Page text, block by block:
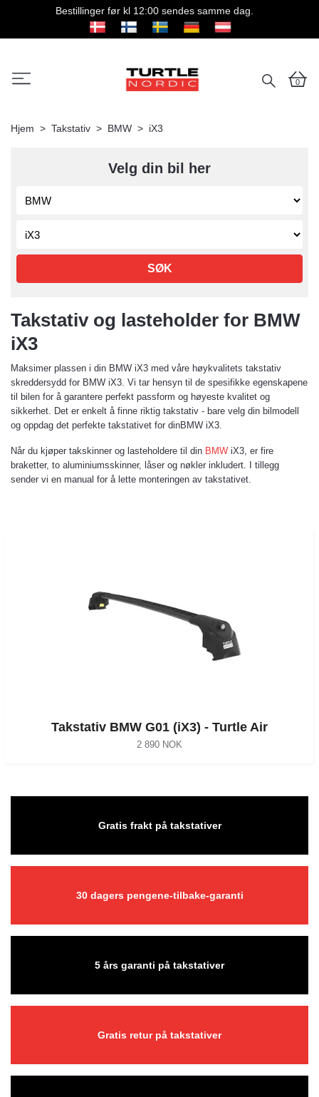
Bestillinger før kl 12:00 sendes samme dag.
0
Hjem Takstativ BMW iX3
Velg din bil her
SØK
Takstativ og lasteholder for BMW
iX3
Maksimer plassen i din BMW iX3 med våre høykvalitets takstativ
skreddersydd for BMW iX3. Vi tar hensyn til de spesifikke egenskapene
til bilen for å garantere perfekt passform og høyeste kvalitet og
sikkerhet. Det er enkelt å finne riktig takstativ - bare velg din bilmodell
og oppdag det perfekte takstativet for dinBMW iX3.
Når du kjøper takskinner og lasteholdere til din BMW iX3, er fire
braketter, to aluminiumsskinner, låser og nøkler inkludert. I tillegg
sender vi en manual for å lette monteringen av takstativet.
Takstativ BMW G01 (iX3) - Turtle Air
2 890 NOK
Gratis frakt på takstativer
30 dagers pengene-tilbake-garanti
5 års garanti på takstativer
Gratis retur på takstativer